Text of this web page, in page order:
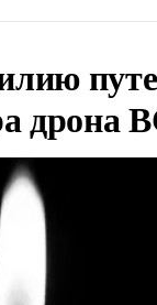
дрона